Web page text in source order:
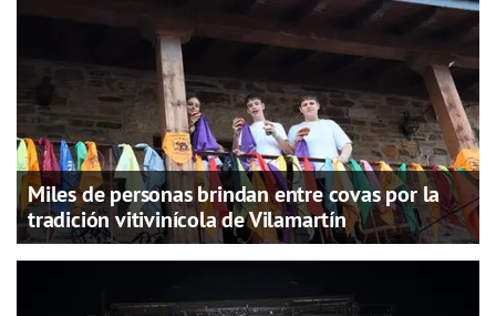
Miles de personas brindan entre covas por la
tradición vitivinícola de Vilamartín